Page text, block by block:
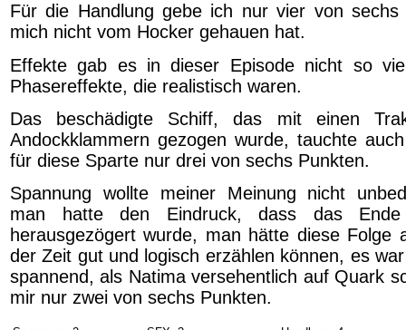
Für die Handlung gebe ich nur vier von sechs
mich nicht vom Hocker gehauen hat.
Effekte gab es in dieser Episode nicht so
Phasereffekte, die realistisch waren.
Das beschädigte Schiff, das mit einen
Andockklammern gezogen wurde, tauchte
für diese Sparte nur drei von sechs Punkten.
Spannung wollte meiner Meinung nicht
man hatte den Eindruck, dass das
herausgezögert wurde, man hätte diese Folge
der Zeit gut und logisch erzählen können, es
spannend, als Natima versehentlich auf Quark
mir nur zwei von sechs Punkten.